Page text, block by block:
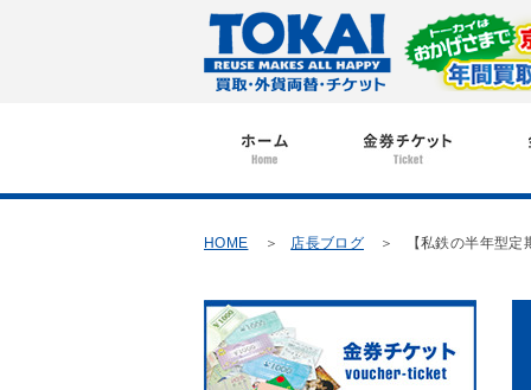
HOME 店長ブログ 【私鉄の半年型